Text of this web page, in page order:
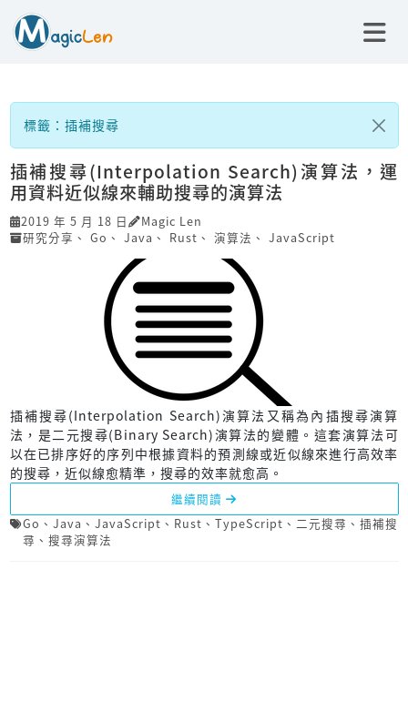
標籤：插補搜尋
插補搜尋(Interpolation Search)演算法，運
用資料近似線來輔助搜尋的演算法
2019 年 5 月 18 日
Magic Len
研究分享 、 Go 、 Java 、 Rust 、 演算法 、 JavaScript
插補搜尋(Interpolation Search)演算法又稱為內插搜尋演算
法，是二元搜尋(Binary Search)演算法的變體。這套演算法可
以在已排序好的序列中根據資料的預測線或近似線來進行高效率
的搜尋，近似線愈精準，搜尋的效率就愈高。
繼續閱讀
Go 、 Java 、 JavaScript 、 Rust 、 TypeScript 、 二元搜尋 、 插補搜
尋 、 搜尋演算法